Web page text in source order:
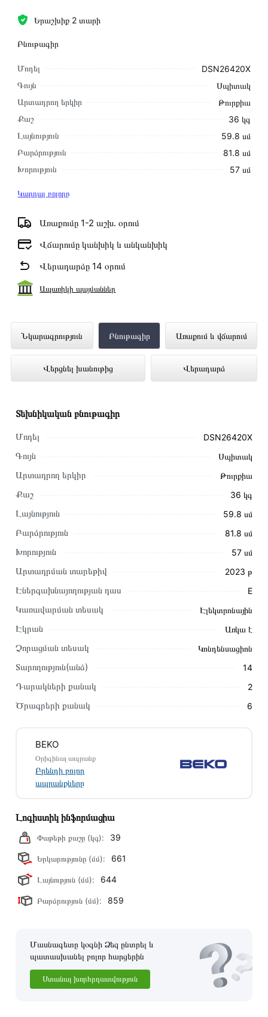
Երաշխիք 2 տարի
Բնութագիր
Մոդել
DSN26420X
Գույն
Սպիտակ
Արտադրող երկիր
Թուրքիա
Քաշ
36 կգ
Լայնություն
59.8 սմ
Բարձրություն
81.8 սմ
Խորություն
57 սմ
Կարդալ բոլորը
Առաքումը 1-2 աշխ․ օրում
Վճարումը կանխիկ և անկանխիկ
Վերադարձը 14 օրում
Ապառիկի պայմաններ
Նկարագրություն Բնութագիր Առաքում և վճարում
Վերցնել խանութից Վերադարձ
Ներկառուցվող Սպասք Լվացող Մեքենա
BEKO DSN26420X ներկայացված է
Technomix առցանց խանութում լավագույն
Այս ապրանքը գնելու համար սեղմեք
զամբյուղին»
կամ սեղմեք
կոճակը:
Կարող եք նաև պատվիրել՝ զանգահարելով կայքում նշված
կոնտակտային համարներին։
Կայքում տվյալ ապրանքի՝ Ներկառուցվող Սպասք Լվացող
Մեքենա BEKO DSN26420X առաքման և վճարման
տարածքում։
կկապվեն ձեզ հետ՝ համաձայնեցնելու առաքման
պայմանները։ Նախքան առցանց պատվեր տեղադրելը,
խորհուրդ ենք տալիս կարդալ նկարագրությունը,
բնութագրերը և կարծիքները:
բոլոր ստանդարտներին։ Գնված ապրանքի վերադարձը
կատարվում է 14 օրվա ընթացքում:
Տեխնիկական բնութագիր
Մոդել DSN26420X
Գույն Սպիտակ
Արտադրող երկիր Թուրքիա
Քաշ 36 կգ
Լայնություն 59.8 սմ
Բարձրություն 81.8 սմ
Խորություն 57 սմ
Արտադրման տարեթիվ 2023 թ
Էներգախնայողության դաս E
Կառավարման տեսակ Էլեկտրոնային
Էկրան Առկա է
Չորացման տեսակ Կոնդենսացիոն
Տարողություն(անձ) 14
Դարակների քանակ 2
Ծրագրերի քանակ 6
BEKO
Օրիգինալ ապրանք
Բրենդի բոլոր
ապրանքները
Լոգիստիկ ինֆորմացիա
Փաթեթի քաշը (կգ): 39
Երկարությունը (մմ): 661
Լայնություն (մմ): 644
Բարձրություն (մմ): 859
Մասնագետը կօգնի Ձեզ ընտրել և
պատասխանել բոլոր հարցերին
Ստանալ խորհրդատվություն